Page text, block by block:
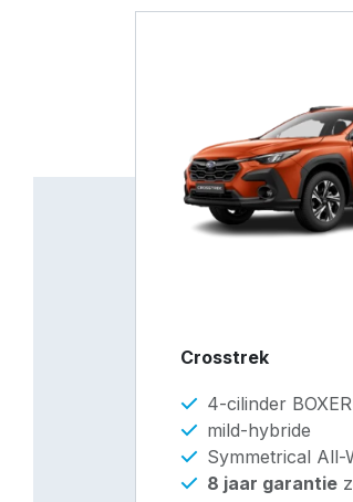
Crosstrek
4-cilinder
mild-hybride
Symmetrical All-
8 jaar garantie